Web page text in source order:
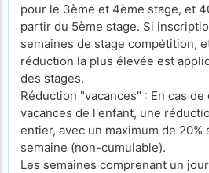
pour le 3ème et 4ème stage, et
partir du 5ème stage. Si
semaines de stage compétition,
réduction la plus élevée est
des stages.
Réduction "vacances" : En cas
vacances de l'enfant, une
entier, avec un maximum de 20%
semaine (non-cumulable).
Les semaines comprenant un